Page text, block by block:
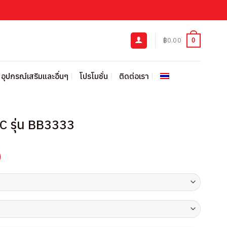
฿0.00 0
อุปกรณ์เสริมและอื่นๆ โปรโมชั่น ติดต่อเรา
รุ่น BB3333
฿765.00.